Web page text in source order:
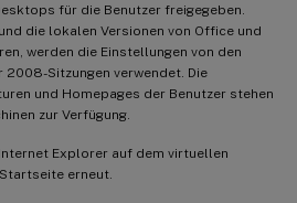
für die Benutzer freigegeben.
die lokalen Versionen von Office und
werden die Einstellungen von den
2008-Sitzungen verwendet. Die
und Homepages der Benutzer stehen
zur Verfügung.
Explorer auf dem virtuellen
erneut.